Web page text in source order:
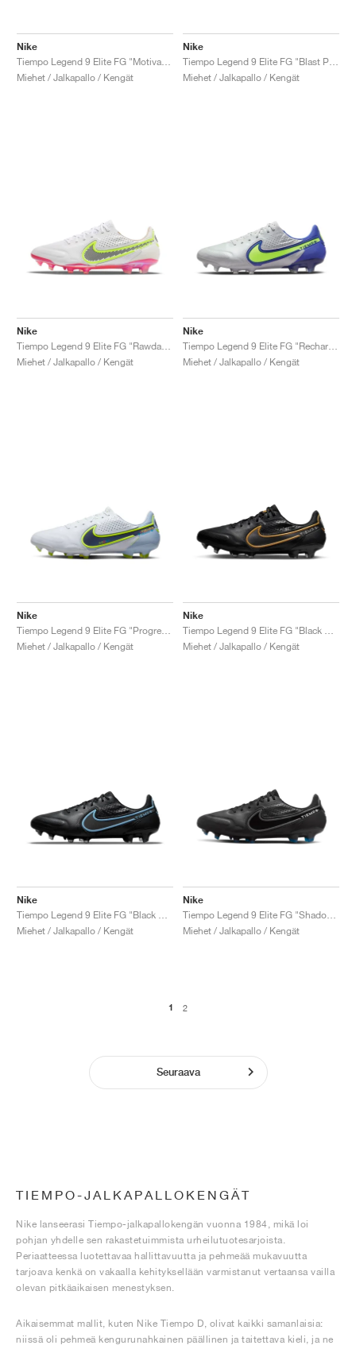
Nike
Miehet / Jalkapallo / Kengät
Nike
Miehet / Jalkapallo / Kengät
Nike
Miehet / Jalkapallo / Kengät
Nike
Miehet / Jalkapallo / Kengät
Nike
Miehet / Jalkapallo / Kengät
Nike
Miehet / Jalkapallo / Kengät
Nike
Miehet / Jalkapallo / Kengät
Nike
Miehet / Jalkapallo / Kengät
1 2
Seuraava
TIEMPO-JALKAPALLOKENGÄT
Nike lanseerasi Tiempo-jalkapallokengän vuonna 1984, mikä loi
pohjan yhdelle sen rakastetuimmista urheilutuotesarjoista.
Periaatteessa luotettavaa hallittavuutta ja pehmeää mukavuutta
tarjoava kenkä on vakaalla kehityksellään varmistanut vertaansa vailla
olevan pitkäaikaisen menestyksen.
Aikaisemmat mallit, kuten Nike Tiempo D, olivat kaikki samanlaisia:
niissä oli pehmeä kengurunahkainen päällinen ja taitettava kieli, ja ne